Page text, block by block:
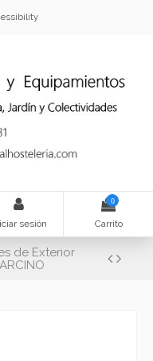
sesión
0
Carrito
de Exterior